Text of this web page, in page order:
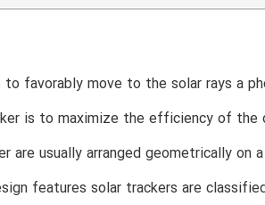
favorably move to the solar rays a
is to maximize the efficiency of the
usually arranged geometrically on
features solar trackers are